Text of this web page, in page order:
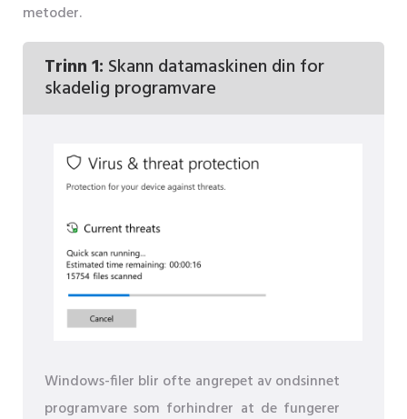
metoder.
Trinn 1: Skann datamaskinen din for
skadelig programvare
Windows-filer blir ofte angrepet av ondsinnet
programvare som forhindrer at de fungerer